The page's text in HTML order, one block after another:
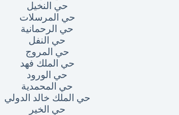
حي النخيل
حي المرسلات
حي الرحمانية
حي النفل
حي المروج
حي الملك فهد
حي الورود
حي المحمدية
حي الملك خالد الدولي
حي الخير